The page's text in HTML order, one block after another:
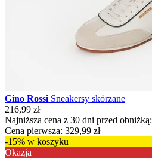
Gino Rossi Sneakersy skórzane
216,99 zł
Najniższa cena z 30 dni przed obniżką:
Cena pierwsza: 329,99 zł
-15% w koszyku
Okazja